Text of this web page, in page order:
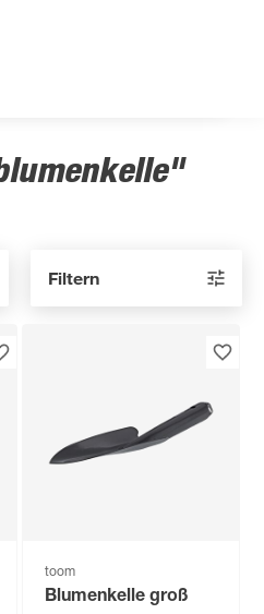
Filtern
toom
Blumenkelle groß